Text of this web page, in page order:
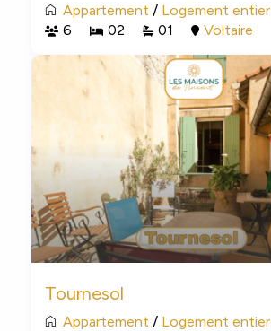
Appartement / Logement entier
6
02 01 Voltaire
Tournesol
Appartement / Logement entier